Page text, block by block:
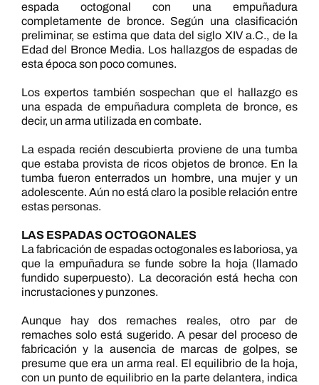
espada octogonal con una empuñadura
completamente de bronce. Según una clasificación
preliminar, se estima que data del siglo XIV a.C., de la
Edad del Bronce Media. Los hallazgos de espadas de
esta época son poco comunes.
Los expertos también sospechan que el hallazgo es
una espada de empuñadura completa de bronce, es
decir, un arma utilizada en combate.
La espada recién descubierta proviene de una tumba
que estaba provista de ricos objetos de bronce. En la
tumba fueron enterrados un hombre, una mujer y un
adolescente. Aún no está claro la posible relación entre
estas personas.
LAS ESPADAS OCTOGONALES
La fabricación de espadas octogonales es laboriosa, ya
que la empuñadura se funde sobre la hoja (llamado
fundido superpuesto). La decoración está hecha con
incrustaciones y punzones.
Aunque hay dos remaches reales, otro par de
remaches solo está sugerido. A pesar del proceso de
fabricación y la ausencia de marcas de golpes, se
presume que era un arma real. El equilibrio de la hoja,
con un punto de equilibrio en la parte delantera, indica